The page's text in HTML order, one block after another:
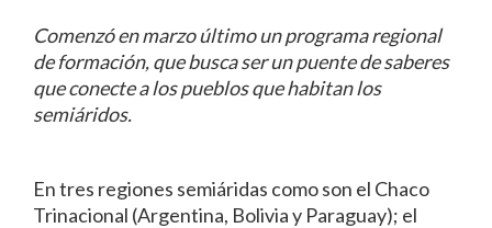
Comenzó en marzo último un programa regional
de formación, que busca ser un puente de saberes
que conecte a los pueblos que habitan los
semiáridos.
En tres regiones semiáridas como son el Chaco
Trinacional (Argentina, Bolivia y Paraguay); el